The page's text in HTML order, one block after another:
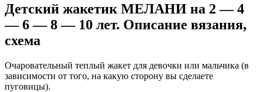
Детский жакетик МЕЛАНИ на 2 — 4
— 6 — 8 — 10 лет. Описание вязания,
схема
Очаровательный теплый жакет для девочки или мальчика (в
зависимости от того, на какую сторону вы сделаете
пуговицы).